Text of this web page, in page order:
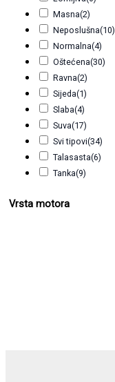
Masna(2)
Neposlušna(10)
Normalna(4)
Oštećena(30)
Ravna(2)
Sijeda(1)
Slaba(4)
Suva(17)
Svi tipovi(34)
Talasasta(6)
Tanka(9)
Vrsta motora